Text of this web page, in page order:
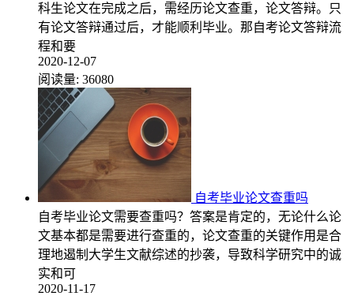
科生论文在完成之后，需经历论文查重，论文答辩。只
有论文答辩通过后，才能顺利毕业。那自考论文答辩流
程和要
2020-12-07
阅读量: 36080
自考毕业论文查重吗
自考毕业论文需要查重吗？答案是肯定的，无论什么论
文基本都是需要进行查重的，论文查重的关键作用是合
理地遏制大学生文献综述的抄袭，导致科学研究中的诚
实和可
2020-11-17